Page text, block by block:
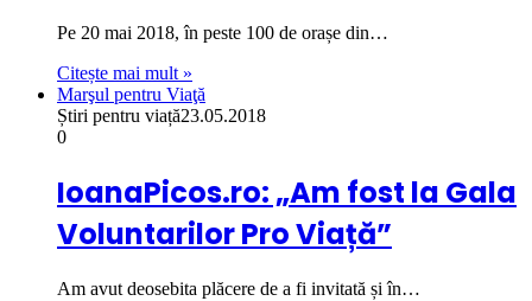
Pe 20 mai 2018, în peste 100 de orașe din…
Citește mai mult »
Marşul pentru Viaţă
Știri pentru viață23.05.2018
0
IoanaPicos.ro: „Am fost la Gala
Voluntarilor Pro Viață”
Am avut deosebita plăcere de a fi invitată și în…